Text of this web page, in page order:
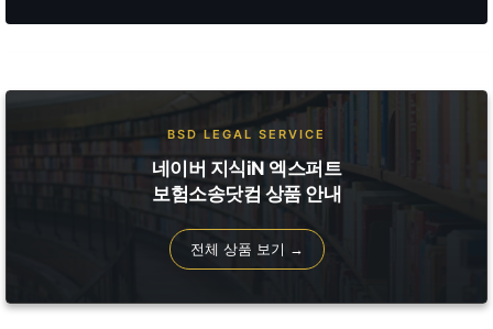
BSD LEGAL SERVICE
네이버 지식iN 엑스퍼트
보험소송닷컴 상품 안내
전체 상품 보기 →